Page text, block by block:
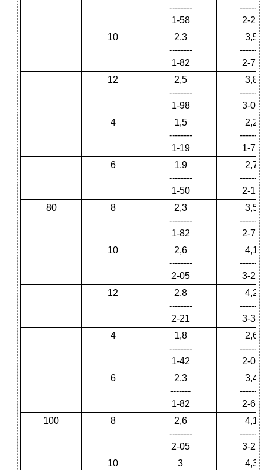
--------
1-58
2-29
10
2,3
--------
1-82
3,5
2-77
12
2,5
--------
1-98
3,8
3-00
4
1,5
--------
1-19
2,2
1-74
6
1,9
--------
1-50
2,7
2-13
80
8
2,3
--------
1-82
3,5
2-77
10
2,6
--------
2-05
4,1
3-24
12
2,8
--------
2-21
4,2
3-32
4
1,8
--------
1-42
2,6
2-05
6
2,3
-------
1-82
3,4
2-69
100
8
2,6
--------
2-05
4,1
3-24
10
3
4,3